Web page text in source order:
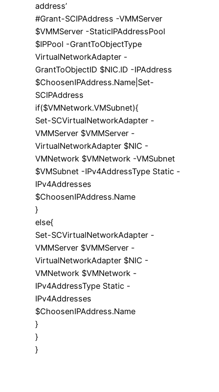
address’
#Grant-SCIPAddress -VMMServer
$VMMServer -StaticIPAddressPool
$IPPool -GrantToObjectType
VirtualNetworkAdapter -
GrantToObjectID $NIC.ID -IPAddress
$ChoosenIPAddress.Name|Set-
SCIPAddress
if($VMNetwork.VMSubnet){
Set-SCVirtualNetworkAdapter -
VMMServer $VMMServer -
VirtualNetworkAdapter $NIC -
VMNetwork $VMNetwork -VMSubnet
$VMSubnet -IPv4AddressType Static -
IPv4Addresses
$ChoosenIPAddress.Name
}
else{
Set-SCVirtualNetworkAdapter -
VMMServer $VMMServer -
VirtualNetworkAdapter $NIC -
VMNetwork $VMNetwork -
IPv4AddressType Static -
IPv4Addresses
$ChoosenIPAddress.Name
}
}
}